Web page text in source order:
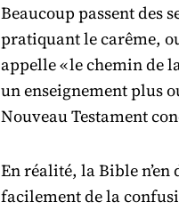
Beaucoup passent des
pratiquant le carême,
appelle « le chemin de
un enseignement plus
Nouveau Testament
En réalité, la Bible
facilement de la